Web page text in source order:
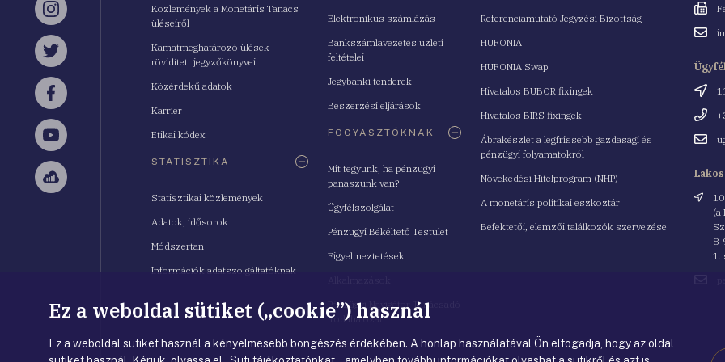
Instagram
Twitter
Facebook
YouTube
Sellsy
Közlemények a Monetáris Tanács
üléseiről
Kamatmeghatározó ülések
rövidített jegyzőkönyvei
Közérdekű adatok
Karrier
Etikai kódex
STATISZTIKA
Statisztikai közlemények
Adatok, idősorok
Módszertan
Információk adatszolgáltatóknak
Elektronikus számlázás
Bankszámlavezetés üzleti
feltételei
Jegybanki tenderek
Beszerzési eljárások
FOGYASZTÓKNAK
Mit tegyünk, ha pénzügyi
panaszunk van?
Ügyfélszolgálat
Pénzügyi Békéltető Testület
Figyelmeztetések
Pénzügyi Navigátor Tanácsadó
Irodahálózat
Referenciamutató Jegyzési Bizottság
HUFONIA
HUFONIA Swap
Hivatalos BUBOR fixingek
Hivatalos BIRS fixingek
Ábrakészlet a legfrissebb gazdasági és
pénzügyi folyamatokról
Növekedési Hitelprogram (NHP)
A monetáris politikai eszköztár
Befektetői, elemzői találkozók szervezése
Fax
Email
Cím
Email
Cím
(a
8-
1.
Ez a weboldal sütiket („cookie”) használ
Ez a weboldal sütiket használ a kényelmesebb böngészés érdekében. A honlap használatával Ön elfogadja, hogy az oldal